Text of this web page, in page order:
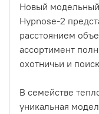
Новый
Hypnose-2
расстоянием
ассортимент
охотничьи и
В семействе
уникальная